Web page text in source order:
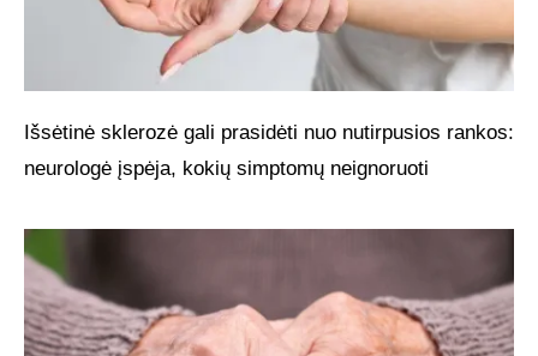
Išsėtinė sklerozė gali prasidėti nuo nutirpusios rankos:
neurologė įspėja, kokių simptomų neignoruoti